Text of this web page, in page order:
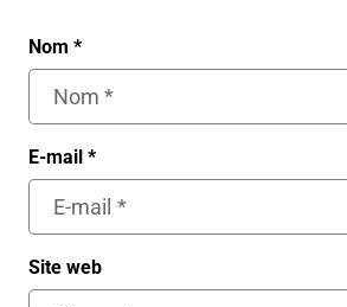
Nom *
E-mail *
Site web